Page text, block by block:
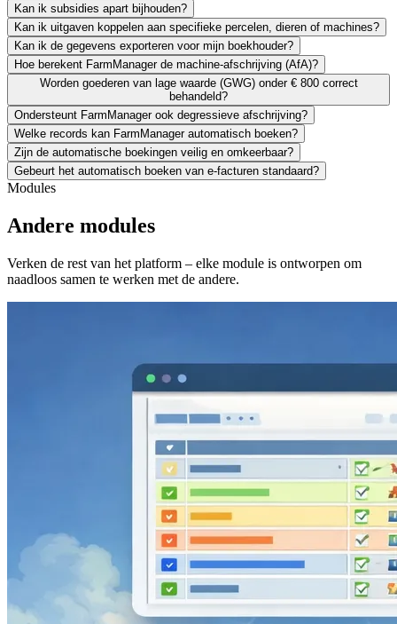
Kan ik subsidies apart bijhouden?
Kan ik uitgaven koppelen aan specifieke percelen, dieren of machines?
Kan ik de gegevens exporteren voor mijn boekhouder?
Hoe berekent FarmManager de machine-afschrijving (AfA)?
Worden goederen van lage waarde (GWG) onder € 800 correct
behandeld?
Ondersteunt FarmManager ook degressieve afschrijving?
Welke records kan FarmManager automatisch boeken?
Zijn de automatische boekingen veilig en omkeerbaar?
Gebeurt het automatisch boeken van e-facturen standaard?
Modules
Andere modules
Verken de rest van het platform – elke module is ontworpen om
naadloos samen te werken met de andere.